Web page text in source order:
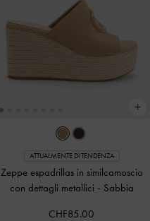
ATTUALMENTE DI TENDENZA
Zeppe espadrillas in similcamoscio
con dettagli metallici - Sabbia
CHF85.00